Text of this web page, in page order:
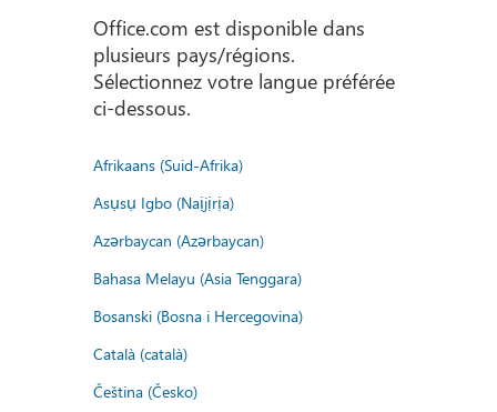
Office.com est disponible dans
plusieurs pays/régions.
Sélectionnez votre langue préférée
ci-dessous.
Afrikaans (Suid-Afrika)
Asụsụ Igbo (Naịjịrịa)
Azərbaycan (Azərbaycan)
Bahasa Melayu (Asia Tenggara)
Bosanski (Bosna i Hercegovina)
Català (català)
Čeština (Česko)